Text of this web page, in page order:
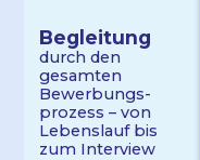
Begleit­ung
durch den
gesamten
Bewerbungs­
prozess – von
Lebenslauf bis
zum Interview